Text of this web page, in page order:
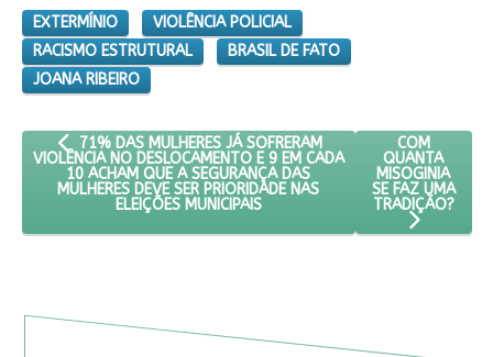
EXTERMÍNIO
VIOLÊNCIA POLICIAL
RACISMO ESTRUTURAL
BRASIL DE FATO
JOANA RIBEIRO
ARTIGO ANTERIOR: 71% DAS MULHERES JÁ SOFRERAM
71% DAS MULHERES JÁ SOFRERAM
VIOLÊNCIA NO DESLOCAMENTO E 9 EM CADA
10 ACHAM QUE A SEGURANÇA DAS
MULHERES DEVE SER PRIORIDADE NAS
ELEIÇÕES MUNICIPAIS
PRÓXIMO
COM
QUANTA
MISOGINIA
SE FAZ UMA
TRADIÇÃO?